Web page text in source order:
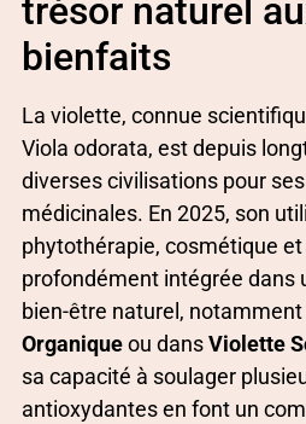
trésor naturel
bienfaits
La violette, connue
Viola odorata, est depuis
diverses civilisations pour
médicinales. En 2025, son
phytothérapie, cosmétique
profondément intégrée dans
bien-être naturel, notamment
Organiqueou dansViolette
sa capacité à soulager
antioxydantes en font un